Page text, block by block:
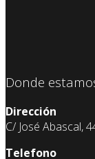
Donde
Dirección
C/ José Abascal,
Telefono